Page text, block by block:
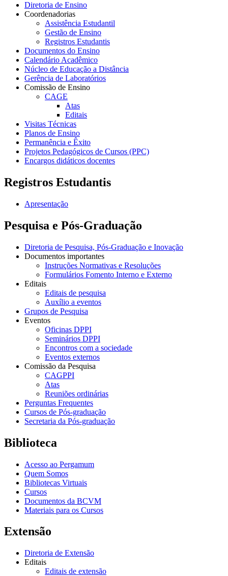
Diretoria de Ensino
Coordenadorias
Assistência Estudantil
Gestão de Ensino
Registros Estudantis
Documentos do Ensino
Calendário Acadêmico
Núcleo de Educação a Distância
Gerência de Laboratórios
Comissão de Ensino
CAGE
Atas
Editais
Visitas Técnicas
Planos de Ensino
Permanência e Êxito
Projetos Pedagógicos de Cursos (PPC)
Encargos didáticos docentes
Registros Estudantis
Apresentação
Pesquisa e Pós-Graduação
Diretoria de Pesquisa, Pós-Graduação e Inovação
Documentos importantes
Instruções Normativas e Resoluções
Formulários Fomento Interno e Externo
Editais
Editais de pesquisa
Auxílio a eventos
Grupos de Pesquisa
Eventos
Oficinas DPPI
Seminários DPPI
Encontros com a sociedade
Eventos externos
Comissão da Pesquisa
CAGPPI
Atas
Reuniões ordinárias
Perguntas Frequentes
Cursos de Pós-graduação
Secretaria da Pós-graduação
Biblioteca
Acesso ao Pergamum
Quem Somos
Bibliotecas Virtuais
Cursos
Documentos da BCVM
Materiais para os Cursos
Extensão
Diretoria de Extensão
Editais
Editais de extensão